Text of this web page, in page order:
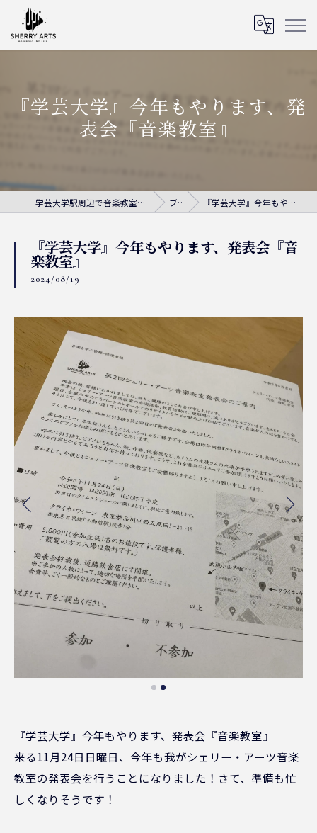
『学芸大学』今年もやります、発
表会『音楽教室』
学芸大学駅周辺で音楽教室ならシェリー・アーツ音楽教室 ブログ 『学芸大学』今年もやります、発表会『音楽教室』
『学芸大学』今年もやります、発表会『音
楽教室』
2024/08/19
『学芸大学』今年もやります、発表会『音楽教室』
来る11月24日日曜日、今年も我がシェリー・アーツ音楽
教室の発表会を行うことになりました！さて、準備も忙
しくなりそうです！